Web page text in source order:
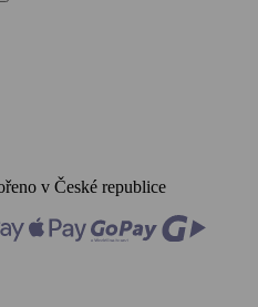
v České republice